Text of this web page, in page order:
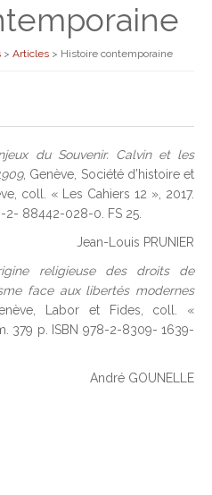
> Articles > Histoire contemporaine
du Souvenir. Calvin et les
, Genève, Société d’histoire et
coll. « Les Cahiers 12 », 2017.
2- 88442-028-0. FS 25.
Jean-Louis PRUNIER
religieuse des droits de
face aux libertés modernes
Labor et Fides, coll. «
379 p. ISBN 978-2-8309- 1639-
André GOUNELLE